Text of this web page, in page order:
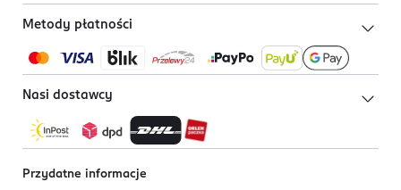
Metody płatności
Nasi dostawcy
Przydatne informacje